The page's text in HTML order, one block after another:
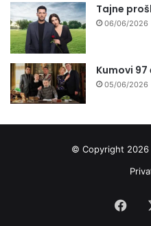
Tajne
06/06/2026
Kumovi
05/06/2026
© Copyright